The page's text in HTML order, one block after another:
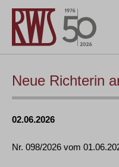
Neue Richterin
02.06.2026
Nr. 098/2026 vom